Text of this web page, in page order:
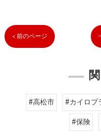
< 前のページ
#高松市 #カイロプ
#保険